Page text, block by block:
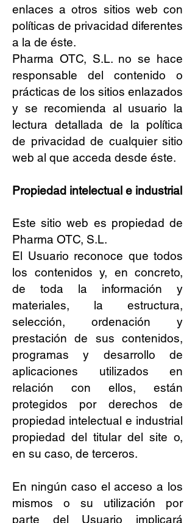
enlaces a otros sitios web con
políticas de privacidad diferentes
a la de éste.
Pharma OTC, S.L. no se hace
responsable del contenido o
prácticas de los sitios enlazados
y se recomienda al usuario la
lectura detallada de la política
de privacidad de cualquier sitio
web al que acceda desde éste.
Propiedad intelectual e industrial
Este sitio web es propiedad de
Pharma OTC, S.L.
El Usuario reconoce que todos
los contenidos y, en concreto,
de toda la información y
materiales, la estructura,
selección, ordenación y
prestación de sus contenidos,
programas y desarrollo de
aplicaciones utilizados en
relación con ellos, están
protegidos por derechos de
propiedad intelectual e industrial
propiedad del titular del site o,
en su caso, de terceros.
En ningún caso el acceso a los
mismos o su utilización por
parte del Usuario implicará